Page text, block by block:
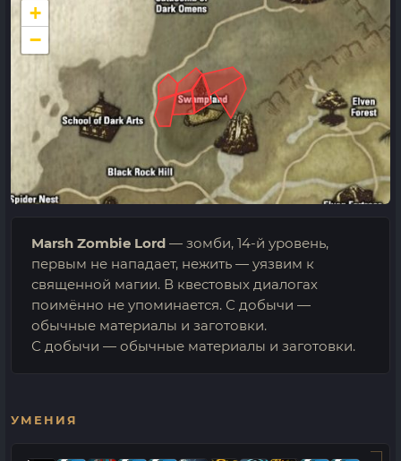
+
−
Marsh Zombie Lord — зомби, 14-й уровень,
первым не нападает, нежить — уязвим к
священной магии. В квестовых диалогах
поимённо не упоминается. С добычи —
обычные материалы и заготовки.
С добычи — обычные материалы и заготовки.
УМЕНИЯ